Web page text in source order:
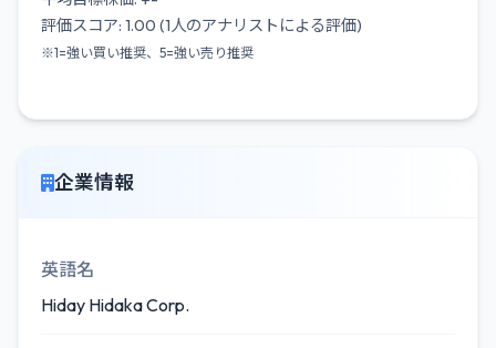
評価スコア: 1.00 (1人のアナリストによる評価)
※1=強い買い推奨、5=強い売り推奨
企業情報
英語名
Hiday Hidaka Corp.